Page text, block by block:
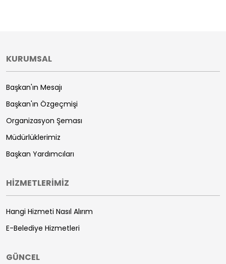
KURUMSAL
Başkan'ın Mesajı
Başkan'ın Özgeçmişi
Organizasyon Şeması
Müdürlüklerimiz
Başkan Yardımcıları
HİZMETLERİMİZ
Hangi Hizmeti Nasıl Alırım
E-Belediye Hizmetleri
GÜNCEL